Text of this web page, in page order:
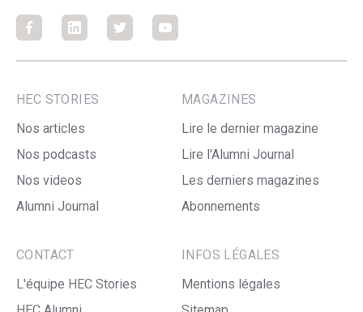
FacebookFacebookFacebookFacebook
HEC STORIES
Nos articles
Nos podcasts
Nos videos
Alumni Journal
MAGAZINES
Lire le dernier magazine
Lire l'Alumni Journal
Les derniers magazines
Abonnements
CONTACT
L'équipe HEC Stories
INFOS LÉGALES
Mentions légales